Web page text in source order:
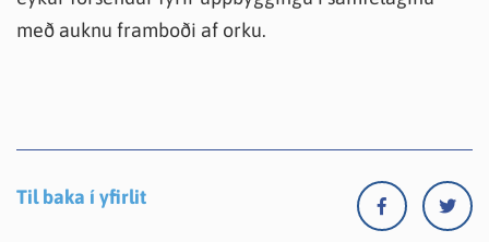
með auknu framboði af orku.
Til baka í yfirlit